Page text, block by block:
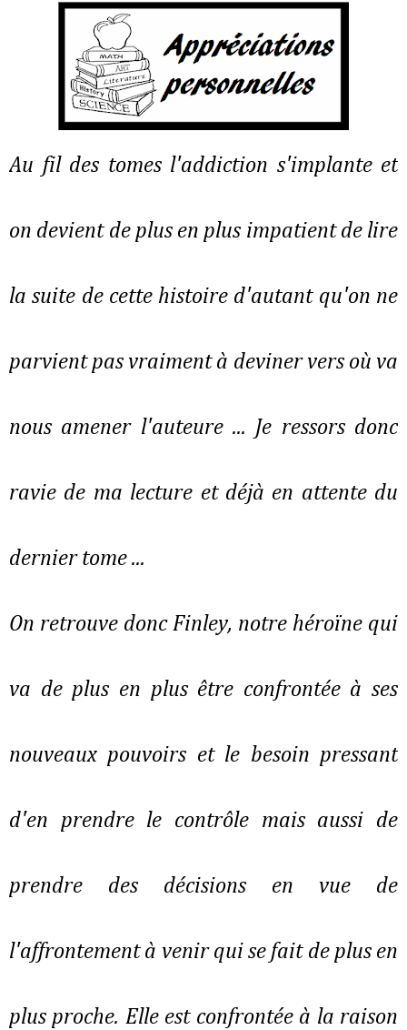
Au fil des tomes l'addiction s'implante et
on devient de plus en plus impatient de lire
la suite de cette histoire d'autant qu'on ne
parvient pas vraiment à deviner vers où va
nous amener l'auteure ... Je ressors donc
ravie de ma lecture et déjà en attente du
dernier tome ...
On retrouve donc Finley, notre héroïne qui
va de plus en plus être confrontée à ses
nouveaux pouvoirs et le besoin pressant
d'en prendre le contrôle mais aussi de
prendre des décisions en vue de
l'affrontement à venir qui se fait de plus en
plus proche. Elle est confrontée à la raison